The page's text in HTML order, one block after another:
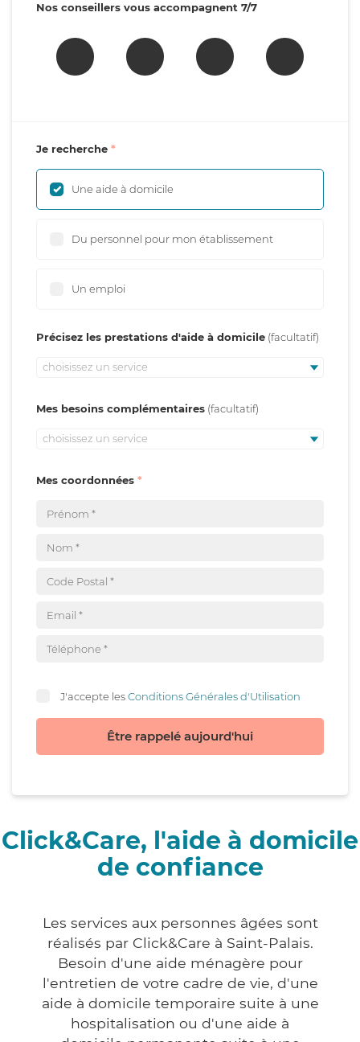
Nos conseillers vous accompagnent 7/7
Je recherche
Une aide à domicile
Du personnel pour mon établissement
Un emploi
Précisez les prestations d'aide à domicile
choisissez un service
Mes besoins complémentaires
choisissez un service
Mes coordonnées
J'accepte lesConditions Générales d'Utilisation
Être rappelé aujourd'hui
Click&Care, l'aide à domicile
de confiance
Les services aux personnes âgées sont
réalisés par Click&Care à Saint-Palais.
Besoin d'une aide ménagère pour
l'entretien de votre cadre de vie, d'une
aide à domicile temporaire suite à une
hospitalisation ou d'une aide à